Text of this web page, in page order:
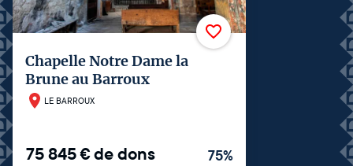
Chapelle Notre Dame la
Brune au Barroux
LE BARROUX
75 845€de dons 75%